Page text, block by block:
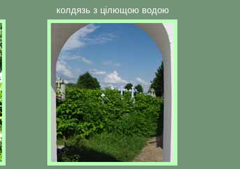
колдязь з цілющою водою